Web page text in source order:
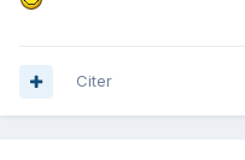
Citer